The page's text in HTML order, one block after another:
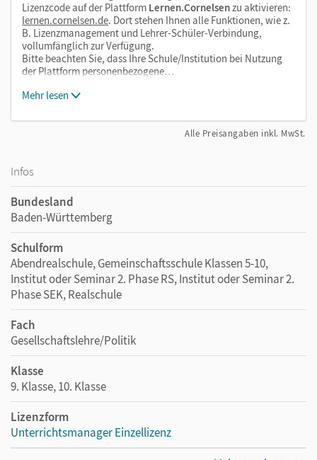
Lizenzcode auf der Plattform Lernen.Cornelsenzu aktivieren:
lernen.cornelsen.de. Dort stehen Ihnen alle Funktionen, wie z.
B. Lizenzmanagement und Lehrer-Schüler-Verbindung,
vollumfänglich zur Verfügung.
Bitte beachten Sie, dass Ihre Schule/Institution bei Nutzung
der Plattform personenbezogene…
Mehr lesen
Alle Preisangaben inkl. MwSt.
Infos
Bundesland
Baden-Württemberg
Schulform
Abendrealschule, Gemeinschaftsschule Klassen 5-10,
Institut oder Seminar 2. Phase RS, Institut oder Seminar 2.
Phase SEK, Realschule
Fach
Gesellschaftslehre/Politik
Klasse
9. Klasse, 10. Klasse
Lizenzform
Unterrichtsmanager Einzellizenz